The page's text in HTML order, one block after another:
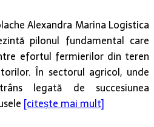
Alexandra Marina Logistica
pilonul fundamental care
efortul fermierilor din teren
În sectorul agricol, unde
legată de succesiunea
[citește mai mult]